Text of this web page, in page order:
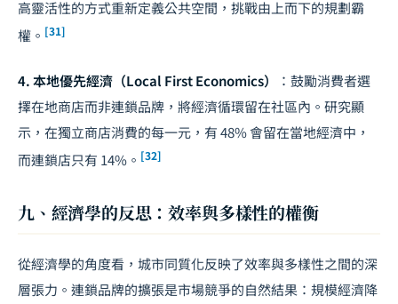
高靈活性的方式重新定義公共空間，挑戰由上而下的規劃霸
權。 [31]
4. 本地優先經濟（Local First Economics）
：鼓勵消費者選
擇在地商店而非連鎖品牌，將經濟循環留在社區內。研究顯
示，在獨立商店消費的每一元，有 48% 會留在當地經濟中，
而連鎖店只有 14%。 [32]
九、經濟學的反思：效率與多樣性的權衡
從經濟學的角度看，城市同質化反映了效率與多樣性之間的深
層張力。連鎖品牌的擴張是市場競爭的自然結果：規模經濟降